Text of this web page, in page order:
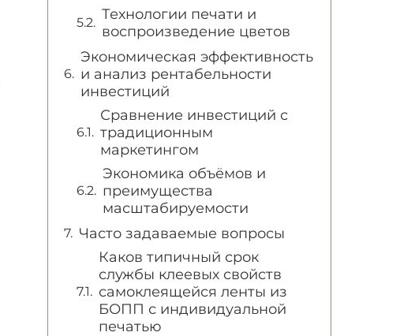
Технологии печати и
воспроизведение цветов
Экономическая эффективность
и анализ рентабельности
инвестиций
Сравнение инвестиций с
традиционным
маркетингом
Экономика объёмов и
преимущества
масштабируемости
Часто задаваемые вопросы
Каков типичный срок
службы клеевых свойств
самоклеящейся ленты из
БОПП с индивидуальной
печатью